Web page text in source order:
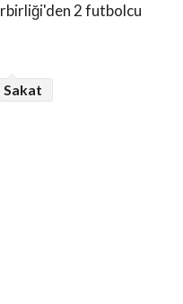
2 futbolcu
Sakat